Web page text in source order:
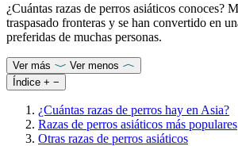
¿Cuántas razas de perros asiáticos conoces?
traspasado fronteras y se han convertido en
preferidas de muchas personas.
Ver más
Ver menos
Índice + −
¿Cuántas razas de perros hay en Asia?
Razas de perros asiáticos más populares
Otras razas de perros asiáticos